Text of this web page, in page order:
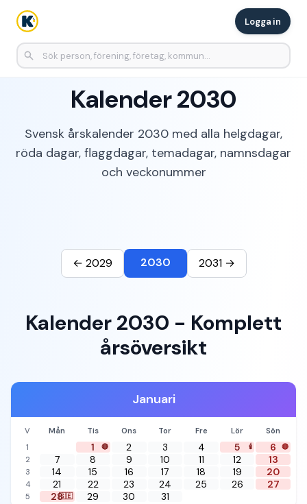
Logga in
Kalender 2030
Svensk årskalender 2030 med alla helgdagar,
röda dagar, flaggdagar, temadagar, namnsdagar
och veckonummer
← 2029 2030 2031 →
Kalender 2030 - Komplett
årsöversikt
Januari
V Mån Tis Ons Tor Fre Lör
Sön
1
1 🔴 2 3 4 5 🕯️ 6 🔴
2 7 8 9 10 11 12 13
3 14 15 16 17 18 19 20
4 21 22 23 24 25 26 27
5 28🇸🇪 29 30 31